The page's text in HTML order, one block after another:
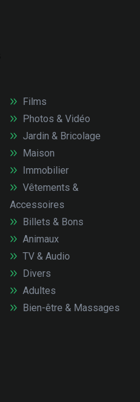
Films
Photos & Vidéo
Jardin & Bricolage
Maison
Immobilier
Vêtements &
Accessoires
Billets & Bons
Animaux
TV & Audio
Divers
Adultes
Bien-être & Massages